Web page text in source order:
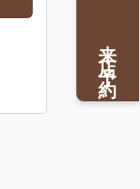
来店予約